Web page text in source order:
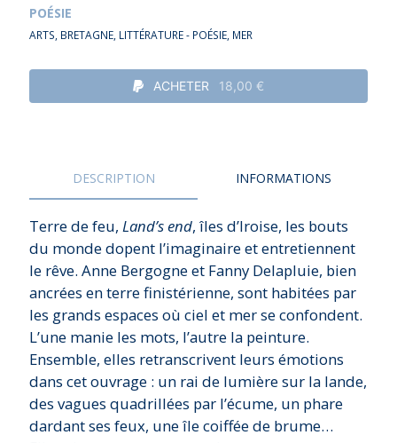
POÉSIE
ARTS, BRETAGNE, LITTÉRATURE - POÉSIE, MER
ACHETER 18,00 €
DESCRIPTION INFORMATIONS
Terre de feu, Land’s end, îles d’Iroise, les bouts
du monde dopent l’imaginaire et entretiennent
le rêve. Anne Bergogne et Fanny Delapluie, bien
ancrées en terre finistérienne, sont habitées par
les grands espaces où ciel et mer se confondent.
L’une manie les mots, l’autre la peinture.
Ensemble, elles retranscrivent leurs émotions
dans cet ouvrage : un rai de lumière sur la lande,
des vagues quadrillées par l’écume, un phare
dardant ses feux, une île coiffée de brume…